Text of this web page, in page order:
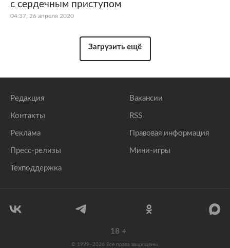
с сердечным приступом
04:37, 26 апреля 2020
Загрузить ещё
Редакция
Контакты
Реклама
Пресс-релизы
Техподдержка
Вакансии
RSS
Правовая информация
Мини-игры
18 +
© 1999–2026 Все права защищены.